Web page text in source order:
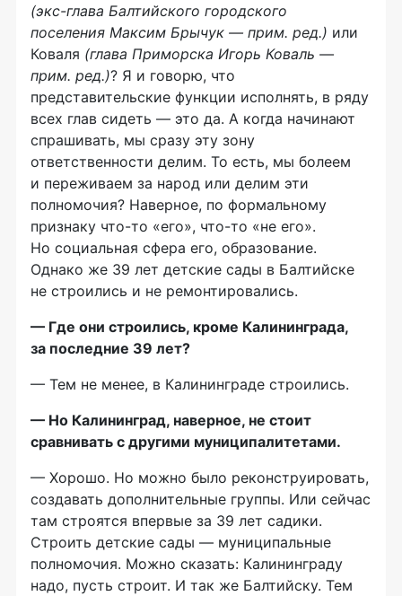
(экс-глава Балтийского городского
поселения Максим Брычук — прим. ред.) или
Коваля (глава Приморска Игорь Коваль —
прим. ред.)? Я и говорю, что
представительские функции исполнять, в ряду
всех глав сидеть — это да. А когда начинают
спрашивать, мы сразу эту зону
ответственности делим. То есть, мы болеем
и переживаем за народ или делим эти
полномочия? Наверное, по формальному
признаку что-то «его», что-то «не его».
Но социальная сфера его, образование.
Однако же 39 лет детские сады в Балтийске
не строились и не ремонтировались.
— Где они строились, кроме Калининграда,
за последние 39 лет?
— Тем не менее, в Калининграде строились.
— Но Калининград, наверное, не стоит
сравнивать с другими муниципалитетами.
— Хорошо. Но можно было реконструировать,
создавать дополнительные группы. Или сейчас
там строятся впервые за 39 лет садики.
Строить детские сады — муниципальные
полномочия. Можно сказать: Калининграду
надо, пусть строит. И так же Балтийску. Тем